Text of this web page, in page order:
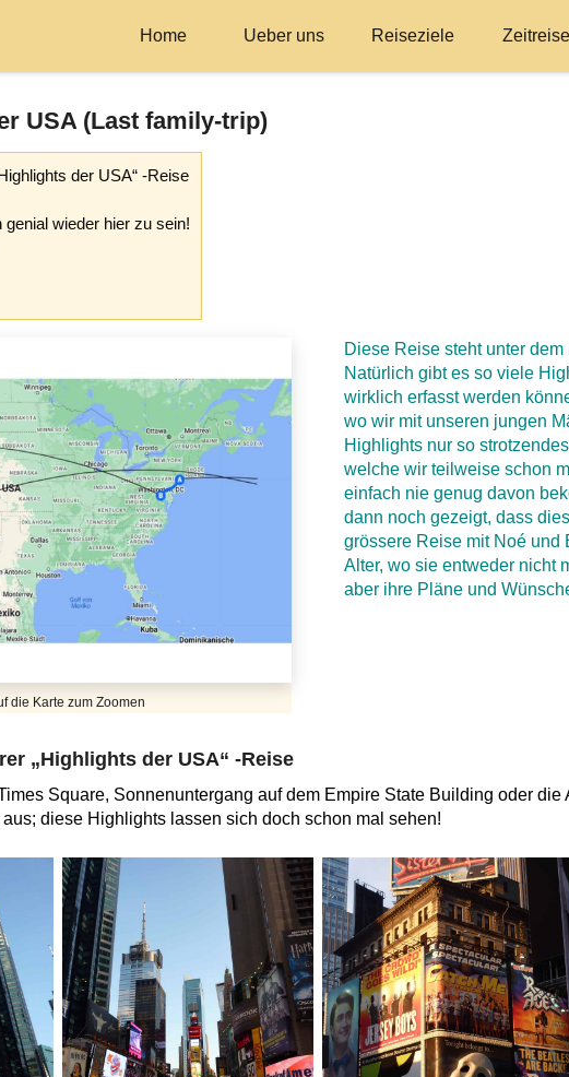
Home Ueber uns Reiseziele Zeitreise
USA (Last family-trip)
der USA“ -Reise
wieder hier zu sein!
die Karte zum Zoomen
Diese Reise steht unter
Natürlich gibt es so viele
wirklich erfasst werden
wo wir mit unseren jungen
Highlights nur so
welche wir teilweise schon
einfach nie genug davon
dann noch gezeigt, dass
grössere Reise mit Noé und
Alter, wo sie entweder nicht
aber ihre Pläne und
„Highlights der USA“ -Reise
Square, Sonnenuntergang auf dem Empire State Building oder die
diese Highlights lassen sich doch schon mal sehen!